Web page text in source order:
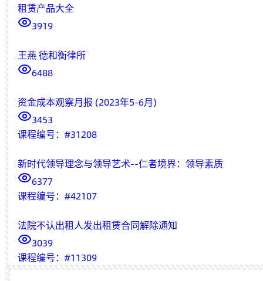
租赁产品大全
3919
王燕 德和衡律所
6488
资金成本观察月报 (2023年5-6月)
3453
课程编号： #31208
新时代领导理念与领导艺术--仁者境界：领导素质
6377
课程编号： #42107
法院不认出租人发出租赁合同解除通知
3039
课程编号： #11309